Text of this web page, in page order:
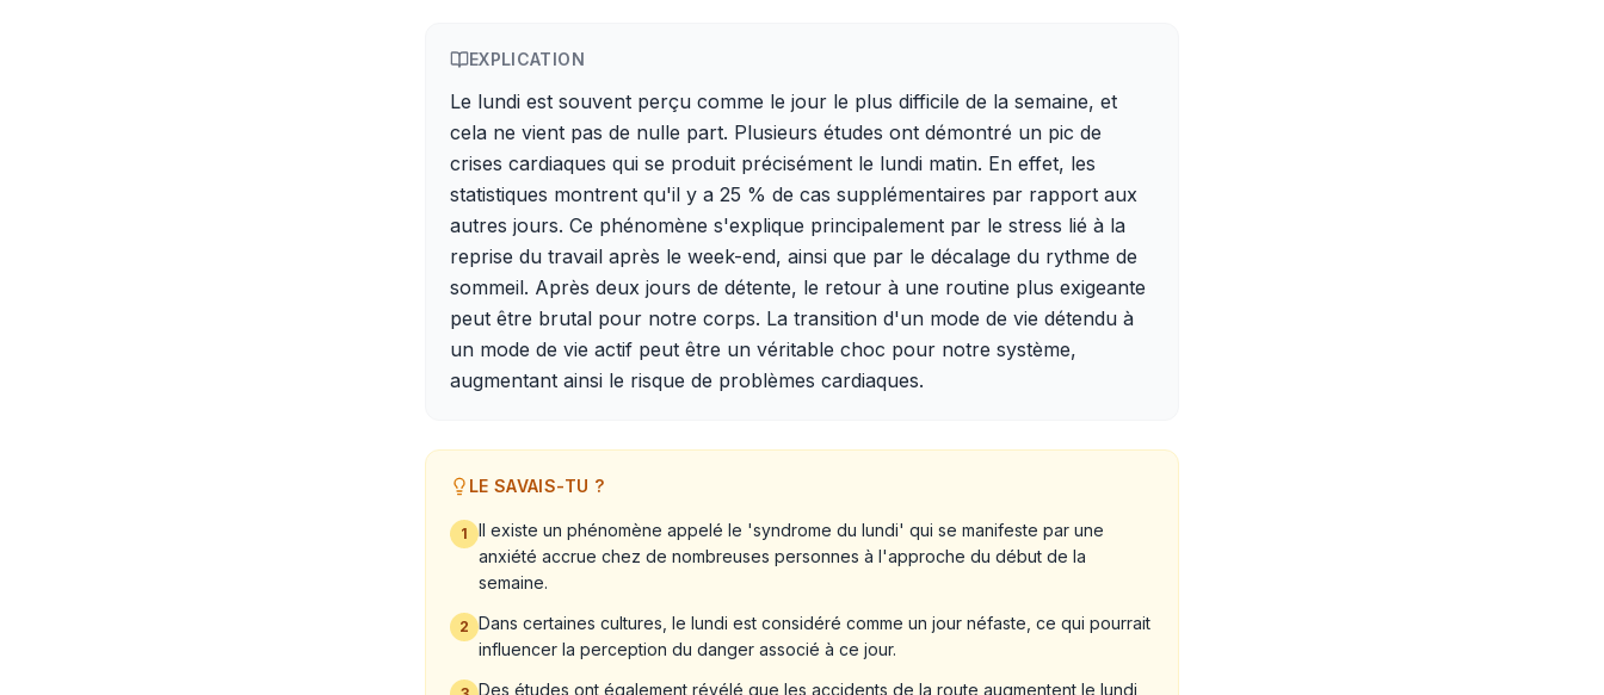
EXPLICATION
Le lundi est souvent perçu comme le jour le plus difficile de la semaine, et
cela ne vient pas de nulle part. Plusieurs études ont démontré un pic de
crises cardiaques qui se produit précisément le lundi matin. En effet, les
statistiques montrent qu'il y a 25 % de cas supplémentaires par rapport aux
autres jours. Ce phénomène s'explique principalement par le stress lié à la
reprise du travail après le week-end, ainsi que par le décalage du rythme de
sommeil. Après deux jours de détente, le retour à une routine plus exigeante
peut être brutal pour notre corps. La transition d'un mode de vie détendu à
un mode de vie actif peut être un véritable choc pour notre système,
augmentant ainsi le risque de problèmes cardiaques.
LE SAVAIS-TU ?
1
Il existe un phénomène appelé le 'syndrome du lundi' qui se manifeste par une
anxiété accrue chez de nombreuses personnes à l'approche du début de la
semaine.
2 Dans certaines cultures, le lundi est considéré comme un jour néfaste, ce qui pourrait
influencer la perception du danger associé à ce jour.
Des études ont également révélé que les accidents de la route augmentent le lundi,